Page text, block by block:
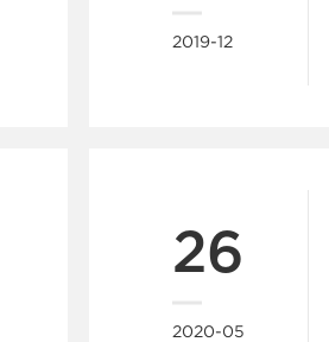
2019-12
26
2020-05